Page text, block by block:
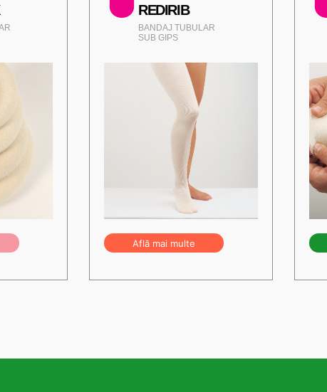
REDIRIB
BANDAJ TUBULAR
SUB GIPS
Află mai multe